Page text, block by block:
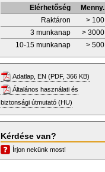
Elérhetőség
Menny.
Raktáron
> 100
3 munkanap
> 3000
10-15 munkanap
> 500
Adatlap, EN (PDF, 366 KB)
Általános használati és
biztonsági útmutató (HU)
Kérdése van?
Írjon nekünk most!